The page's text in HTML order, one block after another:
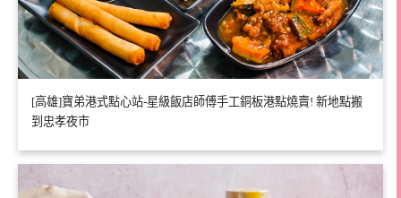
[高雄]寶弟港式點心站-星級飯店師傅手工銅板港點燒賣! 新地點搬
到忠孝夜市